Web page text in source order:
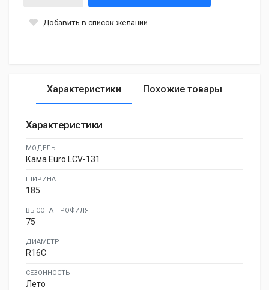
Добавить в список желаний
Характеристики Похожие товары
Характеристики
МОДЕЛЬ
Кама Euro LCV-131
ШИРИНА
185
ВЫСОТА ПРОФИЛЯ
75
ДИАМЕТР
R16C
СЕЗОННОСТЬ
Лето